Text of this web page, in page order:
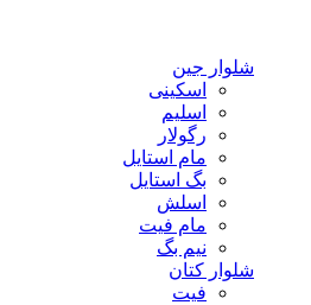
شلوار جین
اسکینی
اسلیم
رگولار
مام استایل
بگ استایل
اسلش
مام فیت
نیم بگ
شلوار کتان
فیت